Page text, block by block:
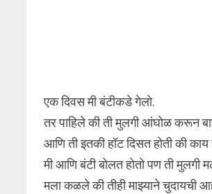
एक दिवस मी बंटीकडे गेलो.
तर पाहिले की ती मुलगी आंघोळ करून
आणि ती इतकी हॉट दिसत होती की काय
मी आणि बंटी बोलत होतो पण ती मुलगी
मला कळले की तीही माझ्याने चुदायची